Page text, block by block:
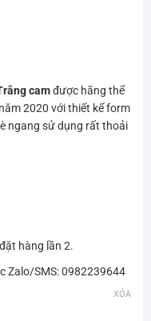
camđược hãng thể
2020 với thiết kế form
ngang sử dụng rất thoải
hàng lần 2.
Zalo/SMS: 0982239644
XÓA